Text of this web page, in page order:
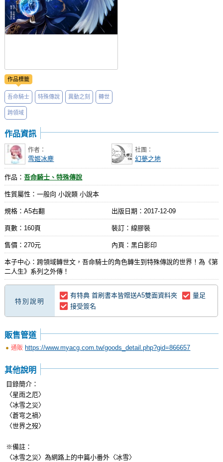
作品標籤
吾命騎士 特殊傳說 異動之刻 轉世
跨領域
作品資訊
作者：
雪姬冰塵
社團：
幻夢之地
作品：吾命騎士、特殊傳說
性質屬性：一般向 小說類 小說本
規格：A5右翻 出版日期： 2017-12-09
頁數：160頁 裝訂：線膠裝
售價：270元 內頁：黑白影印
本子中心：跨領域轉世文，吾命騎士的角色轉生到特殊傳說的世界！為《第
二人生》系列之外傳！
特別說明
有特典 首刷書本皆贈送A5雙面資料夾
量足
接受簽名
販售管道
通販 https://www.myacg.com.tw/goods_detail.php?gid=866657
其他說明
目錄簡介：
〈星雨之厄〉
〈冰雪之災〉
〈蒼穹之禍〉
〈世界之歿〉
※備註：
〈冰雪之災〉為網路上的中篇小番外〈冰雪〉